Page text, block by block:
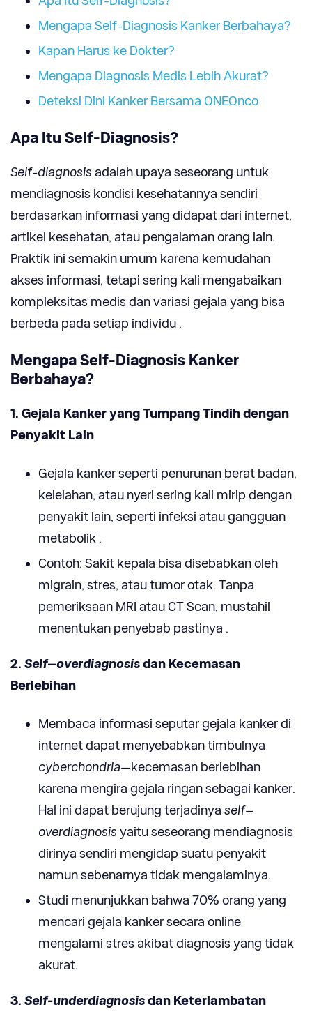
Mengapa Self-Diagnosis Kanker Berbahaya?
Kapan Harus ke Dokter?
Mengapa Diagnosis Medis Lebih Akurat?
Deteksi Dini Kanker Bersama ONEOnco
Apa Itu Self-Diagnosis?
Self-diagnosis adalah upaya seseorang untuk
mendiagnosis kondisi kesehatannya sendiri
berdasarkan informasi yang didapat dari internet,
artikel kesehatan, atau pengalaman orang lain.
Praktik ini semakin umum karena kemudahan
akses informasi, tetapi sering kali mengabaikan
kompleksitas medis dan variasi gejala yang bisa
berbeda pada setiap individu .
Mengapa Self-Diagnosis Kanker
Berbahaya?
1. Gejala Kanker yang Tumpang Tindih dengan
Penyakit Lain
Gejala kanker seperti penurunan berat badan,
kelelahan, atau nyeri sering kali mirip dengan
penyakit lain, seperti infeksi atau gangguan
metabolik .
Contoh: Sakit kepala bisa disebabkan oleh
migrain, stres, atau tumor otak. Tanpa
pemeriksaan MRI atau CT Scan, mustahil
menentukan penyebab pastinya .
2. Self–overdiagnosisdan Kecemasan
Berlebihan
Membaca informasi seputar gejala kanker di
internet dapat menyebabkan timbulnya
cyberchondria—kecemasan berlebihan
karena mengira gejala ringan sebagai kanker.
Hal ini dapat berujung terjadinya self–
overdiagnosis yaitu seseorang mendiagnosis
dirinya sendiri mengidap suatu penyakit
namun sebenarnya tidak mengalaminya.
Studi menunjukkan bahwa 70% orang yang
mencari gejala kanker secara online
mengalami stres akibat diagnosis yang tidak
akurat.
3. Self-underdiagnosisdan Keterlambatan